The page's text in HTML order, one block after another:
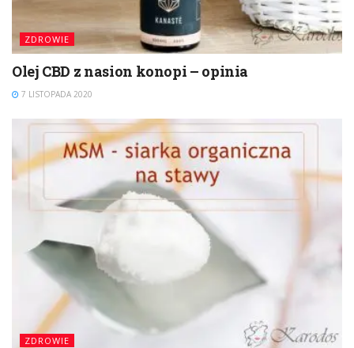
ZDROWIE
Olej CBD z nasion konopi – opinia
7 LISTOPADA 2020
ZDROWIE